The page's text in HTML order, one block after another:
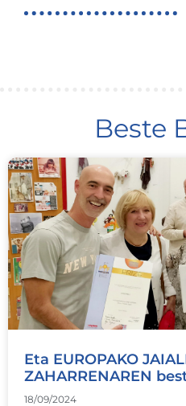
Beste
Eta EUROPAKO
ZAHARRENAREN
18/09/2024